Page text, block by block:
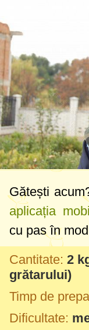
Gătești
aplicația
cu pas în
Cantitate: 2
grătarului)
Timp de
Dificultate: